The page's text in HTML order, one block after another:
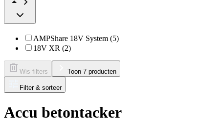
AMPShare 18V System (5)
18V XR (2)
Wis filters Toon 7 producten
Filter & sorteer
Accu betontacker